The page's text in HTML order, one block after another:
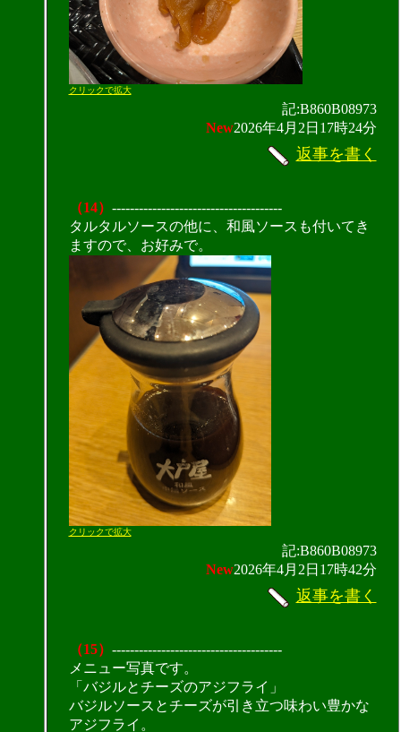
クリックで拡大
記:B860B08973
New2026年4月2日17時24分
返事を書く
（14） --------------------------------------
タルタルソースの他に、和風ソースも付いてき
ますので、お好みで。
クリックで拡大
記:B860B08973
New2026年4月2日17時42分
返事を書く
（15） --------------------------------------
メニュー写真です。
「バジルとチーズのアジフライ」
バジルソースとチーズが引き立つ味わい豊かな
アジフライ。